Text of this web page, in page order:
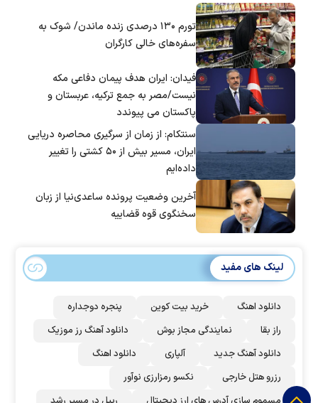
تورم ۱۳۰ درصدی زنده ماندن/ شوک به
سفره‌های خالی کارگران
فیدان: ایران هدف پیمان دفاعی مکه
نیست/مصر به جمع ترکیه، عربستان و
پاکستان می پیوندد
سنتکام: از زمان از سرگیری محاصره دریایی
ایران، مسیر بیش از ۵۰ کشتی را تغییر
داده‌ایم
آخرین وضعیت پرونده ساعدی‌نیا از زبان
سخنگوی قوه قضاییه
لینک های مفید
دانلود اهنگ خرید بیت کوین
پنجره دوجداره
راز بقا
نمایندگی مجاز بوش
دانلود آهنگ رز‌ موزیک
دانلود آهنگ جدید
آلپاری
دانلود اهنگ
رزرو هتل خارجی
نکسو رمزارزی نوآور